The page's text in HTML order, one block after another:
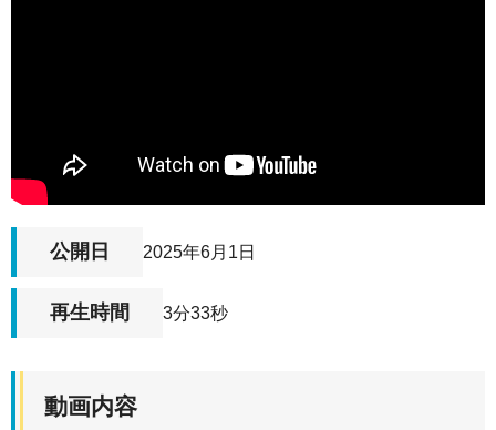
公開日 2025年6月1日
再生時間 3分33秒
動画内容